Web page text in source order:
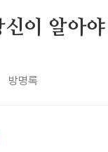
이 알아
방명록